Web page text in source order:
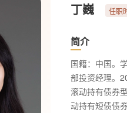
丁巍 任职
简介
国籍：中国。
部投资经理。
滚动持有债券
动持有短债债